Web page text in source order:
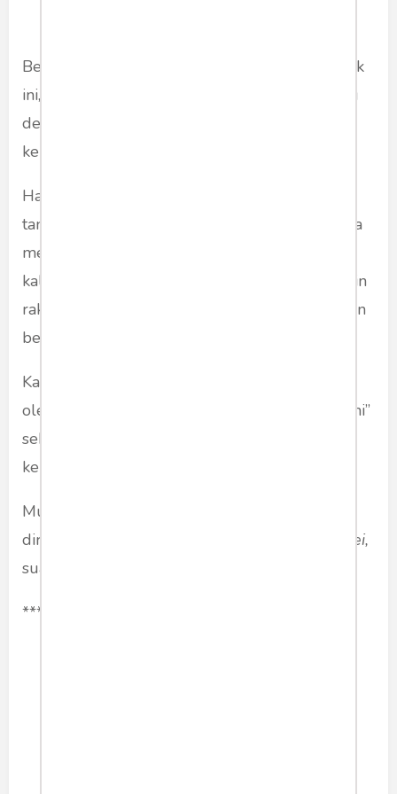
Begitulah. Yang jelas, di atas semua hiruk-pikuk
ini, popularitas dan pesona tokoh selalu seiring
dengan kegandrungan rakyat. Sejalan dengan
kehendak zaman.
Hari ini rakyat mengelu-elukan tokoh yang
tampil megah dan priyayi, di lain waktu mereka
menggandrungi tokoh yang sederhana dan
kalangan rakyat jelata. Lalu setelahnya mungkin
rakyat memimpikan lagi sosok yang angkuh dan
berwibawa.
Kalau dulu rakyat begitu terharu dan tergerak
oleh narasi yang dibangun “seolah-olah dizalimi”
sekarang mungkin tidak lagi. Apalagi bila
kenyataannya memang tidak begitu.
Mungkin itu sebabnya, kehendak rakyat
dirangkum dalam semboyan:
vox populi vox dei,
suara rakyat adalah suara Tuhan. Mungkin.
***